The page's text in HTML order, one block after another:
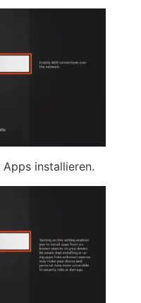
installieren.